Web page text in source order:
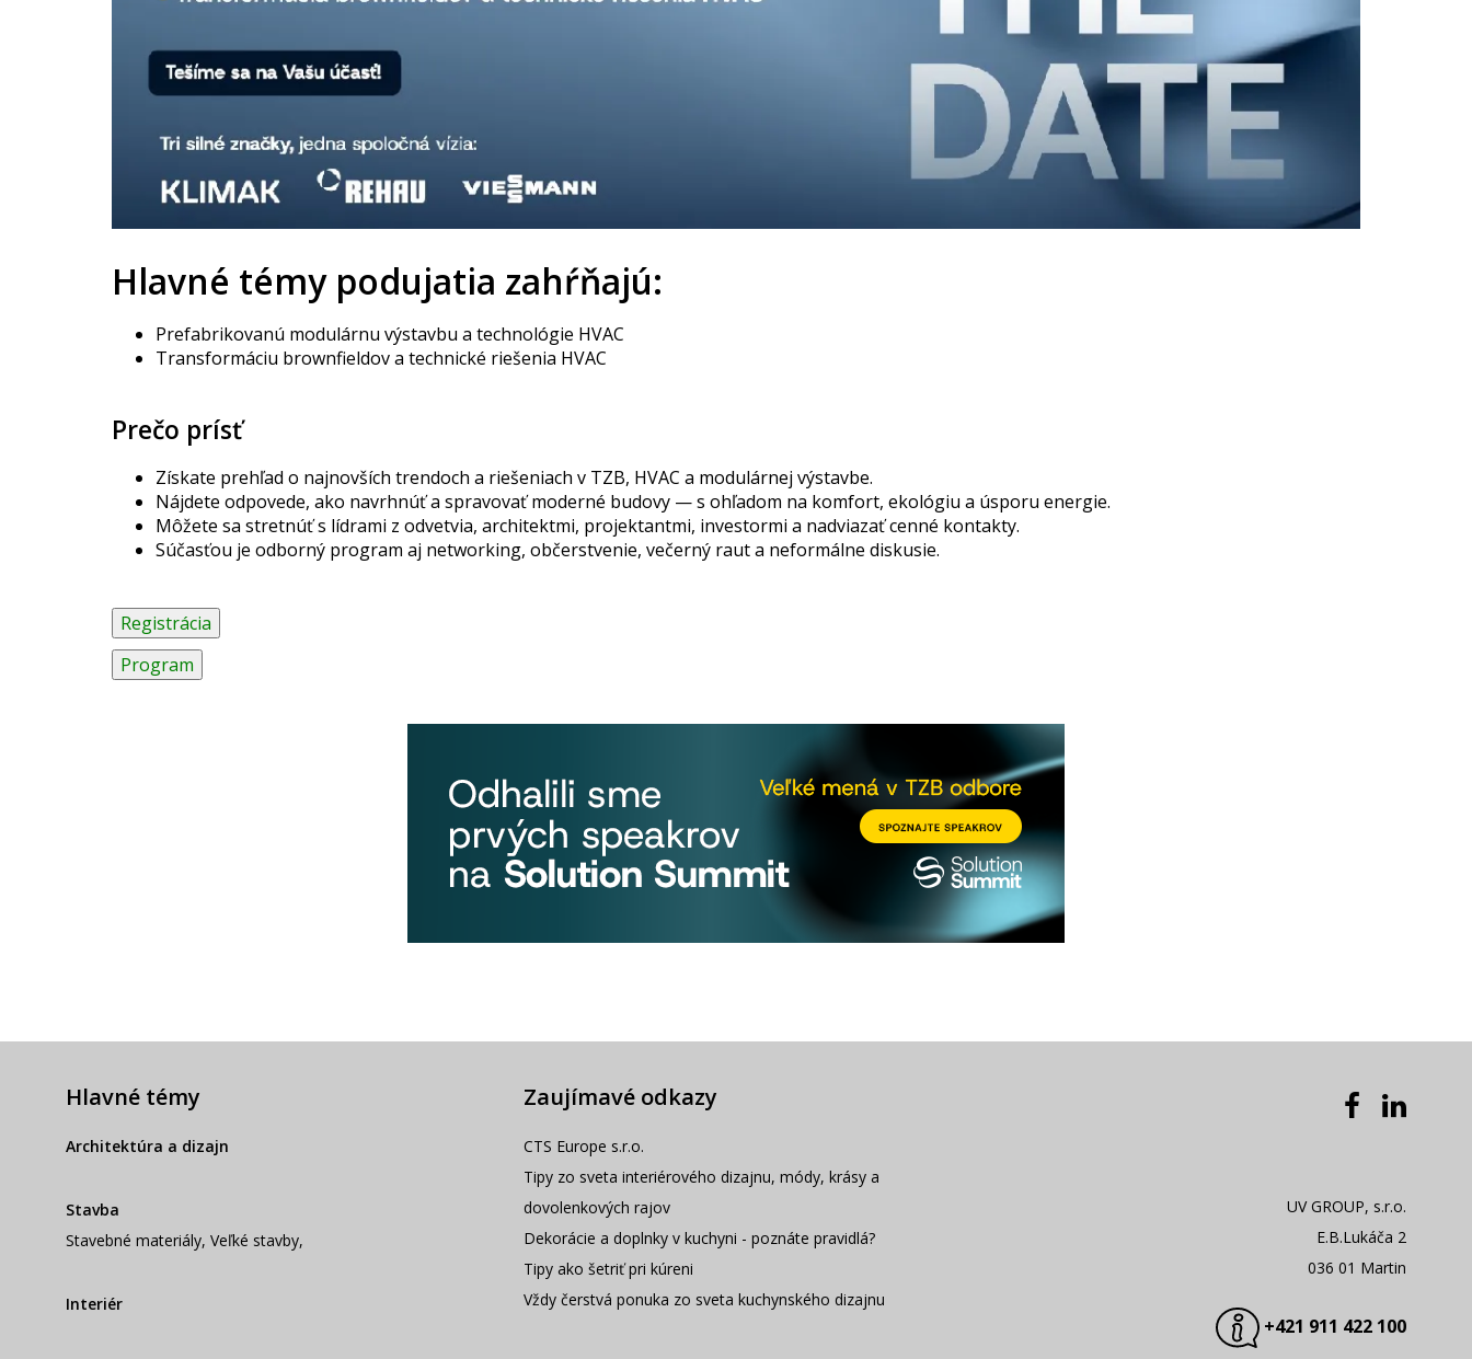
Hlavné témy podujatia zahŕňajú:
Prefabrikovanú modulárnu výstavbu a technológie HVAC
Transformáciu brownfieldov a technické riešenia HVAC
Prečo prísť
Získate prehľad o najnovších trendoch a riešeniach v TZB, HVAC a modulárnej výstavbe.
Nájdete odpovede, ako navrhnúť a spravovať moderné budovy — s ohľadom na komfort, ekológiu a úsporu energie.
Môžete sa stretnúť s lídrami z odvetvia, architektmi, projektantmi, investormi a nadviazať cenné kontakty.
Súčasťou je odborný program aj networking, občerstvenie, večerný raut a neformálne diskusie.
Hlavné témy
Architektúra a dizajn
Stavba
Stavebné materiály, Veľké stavby,
Interiér
Zaujímavé odkazy
CTS Europe s.r.o.
Tipy zo sveta interiérového dizajnu, módy, krásy a
dovolenkových rajov
Dekorácie a doplnky v kuchyni - poznáte pravidlá?
Tipy ako šetriť pri kúreni
Vždy čerstvá ponuka zo sveta kuchynského dizajnu
UV GROUP, s.r.o.
E.B.Lukáča 2
036 01 Martin
+421 911 422 100